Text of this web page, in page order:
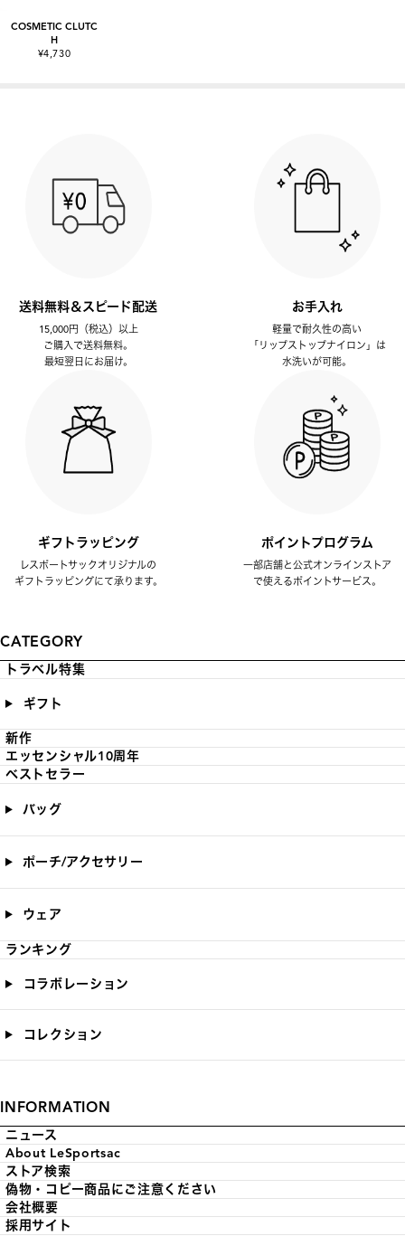
COSMETIC CLUTC
H
¥4,730
送料無料＆スピード配送
15,000円（税込）以上
ご購入で送料無料。
最短翌日にお届け。
お手入れ
軽量で耐久性の高い
「リップストップナイロン」は
水洗いが可能。
ギフトラッピング
レスポートサックオリジナルの
ギフトラッピングにて承ります。
ポイントプログラム
一部店舗と公式オンラインストア
で使えるポイントサービス。
CATEGORY
トラベル特集
ギフト
新作
エッセンシャル10周年
ベストセラー
バッグ
ポーチ/アクセサリー
ウェア
ランキング
コラボレーション
コレクション
INFORMATION
ニュース
About LeSportsac
ストア検索
偽物・コピー商品にご注意ください
会社概要
採用サイト